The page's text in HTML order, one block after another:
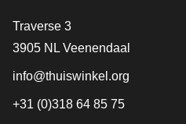
[_General:Contact]
Traverse 3
3905 NL Veenendaal
info@thuiswinkel.org
+31 (0)318 64 85 75